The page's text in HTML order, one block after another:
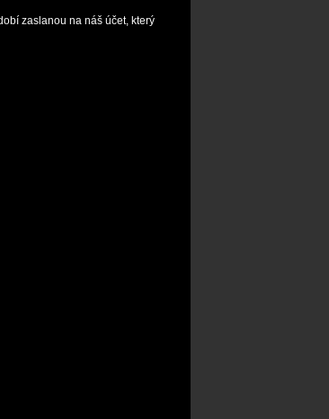
zaslanou na náš účet, který